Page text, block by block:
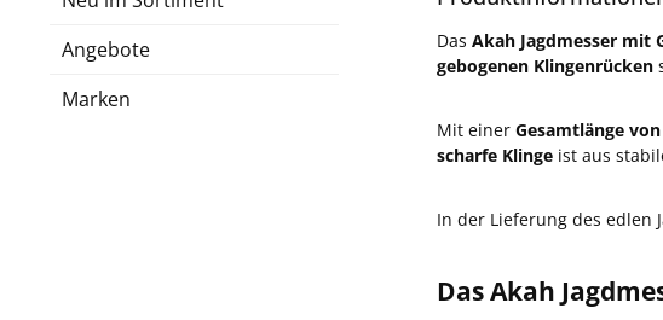
Angebote
Marken
Das Akah Jagdmesser mit
gebogenen Klingenrücken
Mit einer Gesamtlänge
scharfe Klinge ist aus
In der Lieferung des edlen
Das Akah